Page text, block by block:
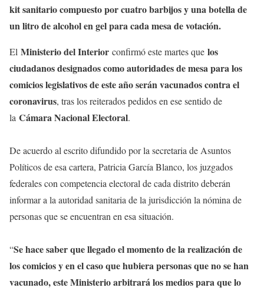
kit sanitario compuesto por cuatro barbijos y una botella de
un litro de alcohol en gel para cada mesa de votación.
El Ministerio del Interior confirmó este martes que los
ciudadanos designados como autoridades de mesa para los
comicios legislativos de este año serán vacunados contra el
coronavirus, tras los reiterados pedidos en ese sentido de
la Cámara Nacional Electoral.
De acuerdo al escrito difundido por la secretaria de Asuntos
Políticos de esa cartera, Patricia García Blanco, los juzgados
federales con competencia electoral de cada distrito deberán
informar a la autoridad sanitaria de la jurisdicción la nómina de
personas que se encuentran en esa situación.
“Se hace saber que llegado el momento de la realización de
los comicios y en el caso que hubiera personas que no se han
vacunado, este Ministerio arbitrará los medios para que lo